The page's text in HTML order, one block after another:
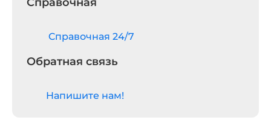
Cправочная 24/7
Обратная связь
Напишите нам!